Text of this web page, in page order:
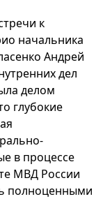
к
начальника
Андрей
дел
делом
глубокие
в процессе
МВД России
полноценными